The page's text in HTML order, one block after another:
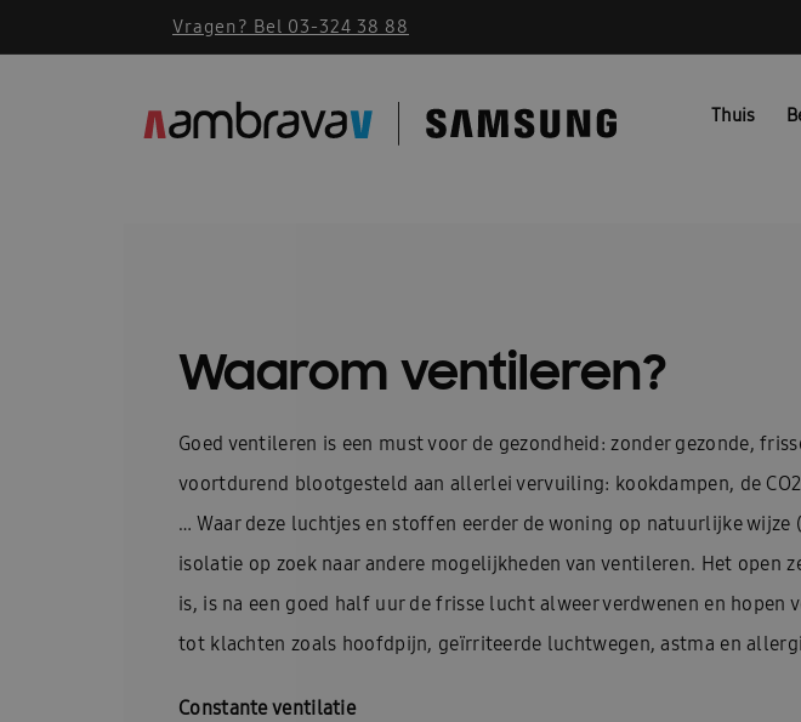
Vragen? Bel 03-324 38 88
Thuis
Waarom ventileren?
Goed ventileren is een must voor de gezondheid: zonder gezonde,
voortdurend blootgesteld aan allerlei vervuiling: kookdampen, de
… Waar deze luchtjes en stoffen eerder de woning op natuurlijke
isolatie op zoek naar andere mogelijkheden van ventileren. Het open
is, is na een goed half uur de frisse lucht alweer verdwenen en
tot klachten zoals hoofdpijn, geïrriteerde luchtwegen, astma en
Constante ventilatie